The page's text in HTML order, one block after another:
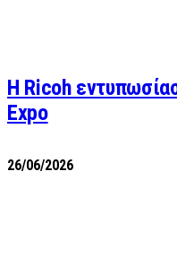
Η Ricoh
Expo
26/06/2026